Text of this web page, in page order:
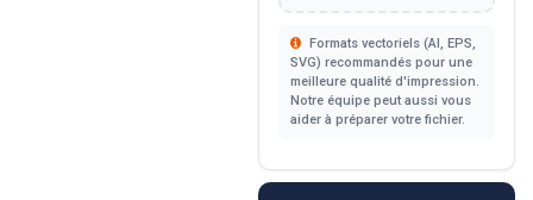
Formats vectoriels (AI, EPS,
SVG) recommandés pour une
meilleure qualité d'impression.
Notre équipe peut aussi vous
aider à préparer votre fichier.